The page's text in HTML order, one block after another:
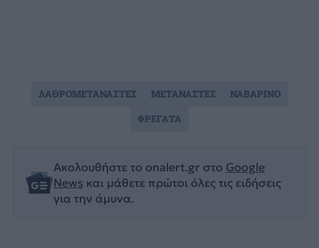
Ακολουθήστε το onalert.gr στο Google
News και μάθετε πρώτοι όλες τις ειδήσεις
για την άμυνα.
ΛΑΘΡΟΜΕΤΑΝΑΣΤΕΣ ΜΕΤΑΝΑΣΤΕΣ
ΝΑΒΑΡΙΝΟ
ΦΡΕΓΑΤΑ